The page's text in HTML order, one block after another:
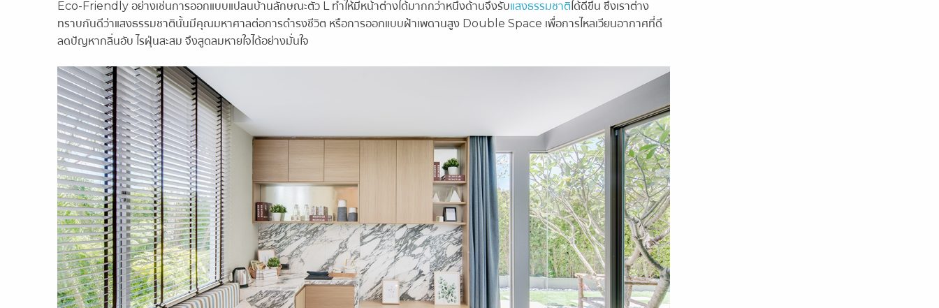
Eco-Friendly อย่างเช่นการออกแบบแปลนบ้านลักษณะตัว L ทำให้มีหน้าต่างได้มากกว่าหนึ่งด้านจึงรับแสงธรรมชาติได้ดีขึ้น ซึ่งเราต่าง
ทราบกันดีว่าแสงธรรมชาตินั้นมีคุณมหาศาลต่อการดำรงชีวิต หรือการออกแบบฝ้าเพดานสูง Double Space เพื่อการไหลเวียนอากาศที่ดี
ลดปัญหากลิ่นอับ ไรฝุ่นสะสม จึงสูดลมหายใจได้อย่างมั่นใจ